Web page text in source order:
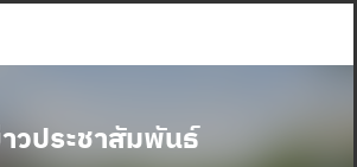
วประชาสัมพันธ์